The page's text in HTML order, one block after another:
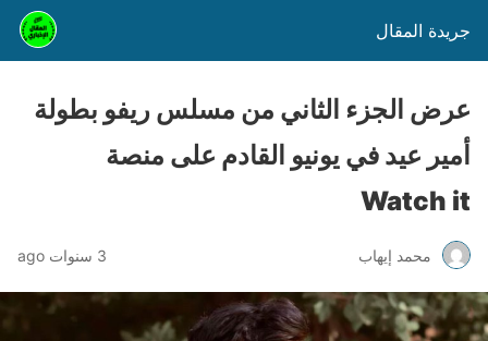
جريدة المقال
عرض الجزء الثاني من مسلس ريفو بطولة
أمير عيد في يونيو القادم على منصة
Watch it
محمد إيهاب 3 سنوات ago